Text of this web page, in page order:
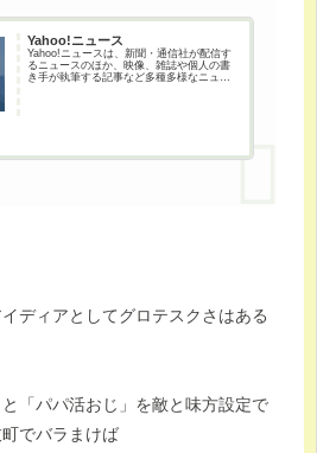
Yahoo!ニュース
Yahoo!ニュースは、新聞・通信社が配信す
るニュースのほか、映像、雑誌や個人の書
き手が執筆する記事など多種多様なニュー
ディアとしてグロテスクさはある
「パパ活おじ」を敵と味方設定で
でバラまけば